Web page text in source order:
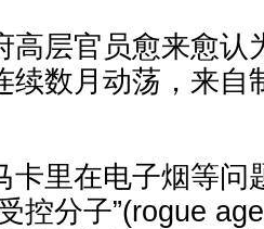
高层官员愈来愈认
续数月动荡，来自
卡里在电子烟等问
控分子”(rogue